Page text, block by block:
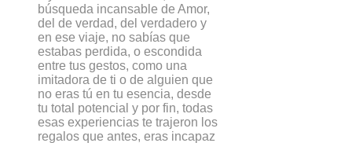
búsqueda incansable de Amor,
del de verdad, del verdadero y
en ese viaje, no sabías que
estabas perdida, o escondida
entre tus gestos, como una
imitadora de ti o de alguien que
no eras tú en tu esencia, desde
tu total potencial y por fin, todas
esas experiencias te trajeron los
regalos que antes, eras incapaz